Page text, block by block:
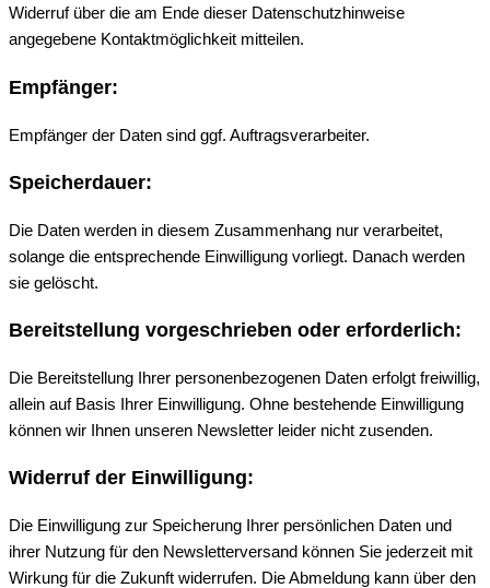
Widerruf über die am Ende dieser Datenschutzhinweise
angegebene Kontaktmöglichkeit mitteilen.
Empfänger:
Empfänger der Daten sind ggf. Auftragsverarbeiter.
Speicherdauer:
Die Daten werden in diesem Zusammenhang nur verarbeitet,
solange die entsprechende Einwilligung vorliegt. Danach werden
sie gelöscht.
Bereitstellung vorgeschrieben oder erforderlich:
Die Bereitstellung Ihrer personenbezogenen Daten erfolgt freiwillig,
allein auf Basis Ihrer Einwilligung. Ohne bestehende Einwilligung
können wir Ihnen unseren Newsletter leider nicht zusenden.
Widerruf der Einwilligung:
Die Einwilligung zur Speicherung Ihrer persönlichen Daten und
ihrer Nutzung für den Newsletterversand können Sie jederzeit mit
Wirkung für die Zukunft widerrufen. Die Abmeldung kann über den